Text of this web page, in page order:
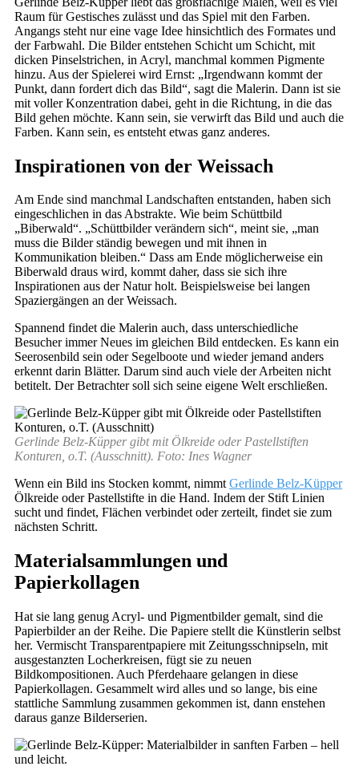
Raum für Gestisches zulässt und das Spiel mit den Farben.
Angangs steht nur eine vage Idee hinsichtlich des Formates und
der Farbwahl. Die Bilder entstehen Schicht um Schicht, mit
dicken Pinselstrichen, in Acryl, manchmal kommen Pigmente
hinzu. Aus der Spielerei wird Ernst: „Irgendwann kommt der
Punkt, dann fordert dich das Bild“, sagt die Malerin. Dann ist sie
mit voller Konzentration dabei, geht in die Richtung, in die das
Bild gehen möchte. Kann sein, sie verwirft das Bild und auch die
Farben. Kann sein, es entsteht etwas ganz anderes.
Inspirationen von der Weissach
Am Ende sind manchmal Landschaften entstanden, haben sich
eingeschlichen in das Abstrakte. Wie beim Schüttbild
„Biberwald“. „Schüttbilder verändern sich“, meint sie, „man
muss die Bilder ständig bewegen und mit ihnen in
Kommunikation bleiben.“ Dass am Ende möglicherweise ein
Biberwald draus wird, kommt daher, dass sie sich ihre
Inspirationen aus der Natur holt. Beispielsweise bei langen
Spaziergängen an der Weissach.
Spannend findet die Malerin auch, dass unterschiedliche
Besucher immer Neues im gleichen Bild entdecken. Es kann ein
Seerosenbild sein oder Segelboote und wieder jemand anders
erkennt darin Blätter. Darum sind auch viele der Arbeiten nicht
betitelt. Der Betrachter soll sich seine eigene Welt erschließen.
Gerlinde Belz-Küpper gibt mit Ölkreide oder Pastellstiften
Konturen, o.T. (Ausschnitt). Foto: Ines Wagner
Wenn ein Bild ins Stocken kommt, nimmtGerlinde Belz-Küpper
Ölkreide oder Pastellstifte in die Hand. Indem der Stift Linien
sucht und findet, Flächen verbindet oder zerteilt, findet sie zum
nächsten Schritt.
Materialsammlungen und
Papierkollagen
Hat sie lang genug Acryl- und Pigmentbilder gemalt, sind die
Papierbilder an der Reihe. Die Papiere stellt die Künstlerin selbst
her. Vermischt Transparentpapiere mit Zeitungsschnipseln, mit
ausgestanzten Locherkreisen, fügt sie zu neuen
Bildkompositionen. Auch Pferdehaare gelangen in diese
Papierkollagen. Gesammelt wird alles und so lange, bis eine
stattliche Sammlung zusammen gekommen ist, dann enstehen
daraus ganze Bilderserien.